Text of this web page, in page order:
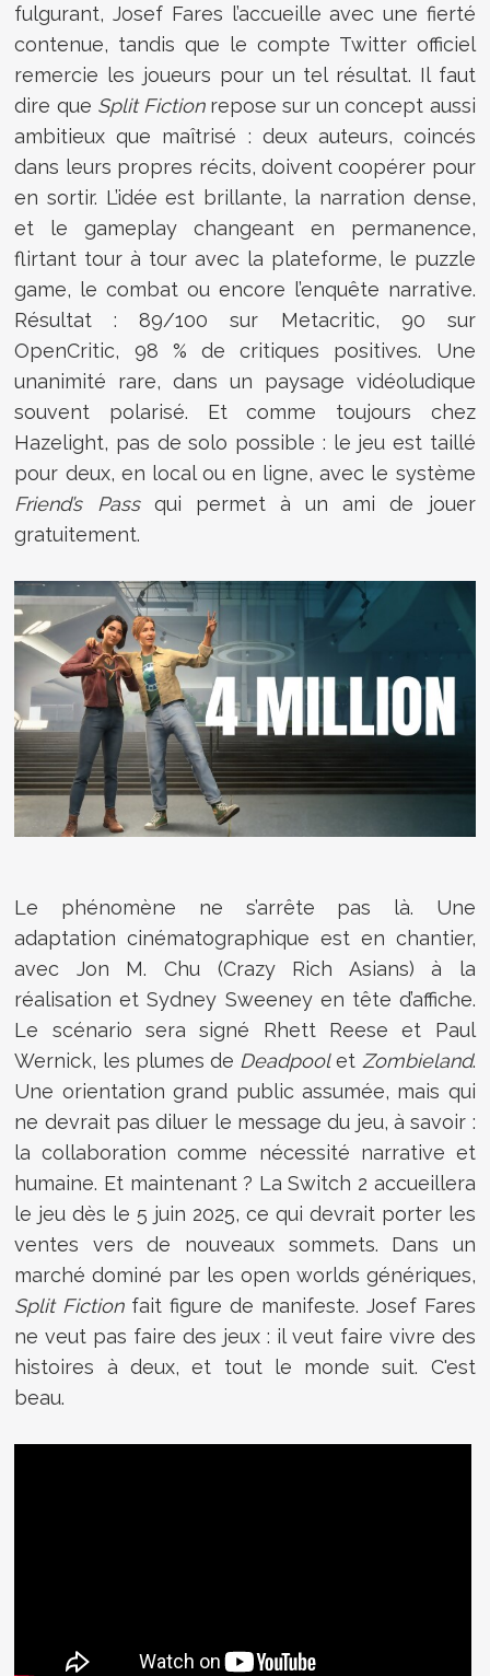
fulgurant, Josef Fares l’accueille avec une fierté
contenue, tandis que le compte Twitter officiel
remercie les joueurs pour un tel résultat. Il faut
dire que Split Fictionrepose sur un concept aussi
ambitieux que maîtrisé : deux auteurs, coincés
dans leurs propres récits, doivent coopérer pour
en sortir. L’idée est brillante, la narration dense,
et le gameplay changeant en permanence,
flirtant tour à tour avec la plateforme, le puzzle
game, le combat ou encore l’enquête narrative.
Résultat : 89/100 sur Metacritic, 90 sur
OpenCritic, 98 % de critiques positives. Une
unanimité rare, dans un paysage vidéoludique
souvent polarisé. Et comme toujours chez
Hazelight, pas de solo possible : le jeu est taillé
pour deux, en local ou en ligne, avec le système
Friend’s Passqui permet à un ami de jouer
gratuitement.
Le phénomène ne s’arrête pas là. Une
adaptation cinématographique est en chantier,
avec Jon M. Chu (Crazy Rich Asians) à la
réalisation et Sydney Sweeney en tête d’affiche.
Le scénario sera signé Rhett Reese et Paul
Wernick, les plumes de Deadpoolet Zombieland.
Une orientation grand public assumée, mais qui
ne devrait pas diluer le message du jeu, à savoir :
la collaboration comme nécessité narrative et
humaine. Et maintenant ? La Switch 2 accueillera
le jeu dès le 5 juin 2025, ce qui devrait porter les
ventes vers de nouveaux sommets. Dans un
marché dominé par les open worlds génériques,
Split Fictionfait figure de manifeste. Josef Fares
ne veut pas faire des jeux : il veut faire vivre des
histoires à deux, et tout le monde suit. C'est
beau.